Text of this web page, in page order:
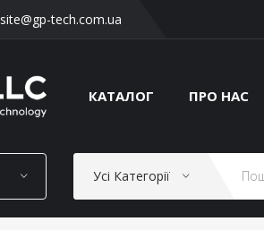
site@gp-tech.com.ua
КАТАЛОГ ПРО НАС
Усі Категорії